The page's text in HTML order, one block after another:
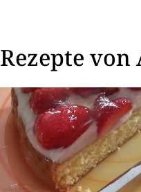
Rezepte von